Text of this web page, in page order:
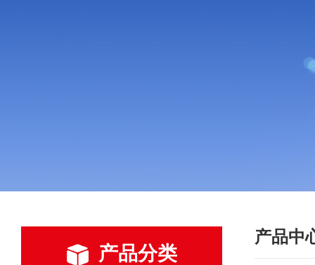
产品分类
产品中